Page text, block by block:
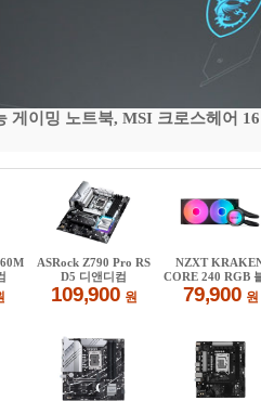
게이밍 노트북, MSI 크로스헤어